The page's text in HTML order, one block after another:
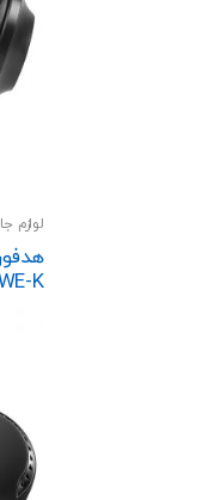
شوند
لوازم